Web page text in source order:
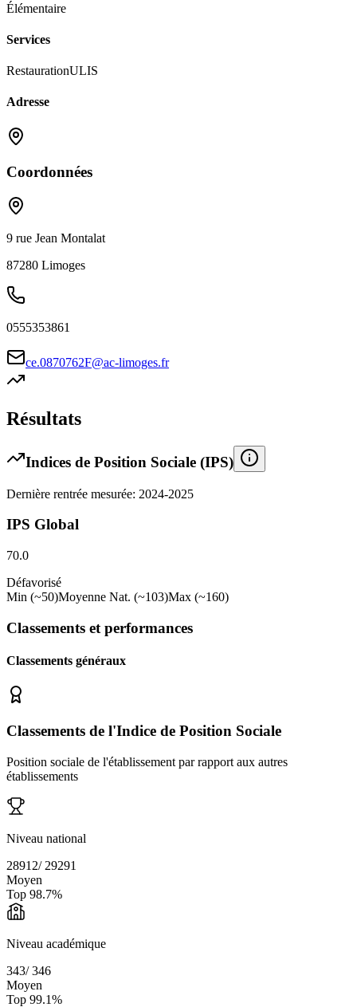
Élémentaire
Services
RestaurationULIS
Adresse
Coordonnées
9 rue Jean Montalat
87280 Limoges
0555353861
ce.0870762F@ac-limoges.fr
Résultats
Indices de Position Sociale (IPS)
Dernière rentrée mesurée: 2024-2025
IPS Global
70.0
Défavorisé
Min (~50)Moyenne Nat. (~103)Max (~160)
Classements et performances
Classements généraux
Classements de l'Indice de Position Sociale
Position sociale de l'établissement par rapport aux autres
établissements
Niveau national
28912/ 29291
Moyen
Top 98.7%
Niveau académique
343/346
Moyen
Top 99.1%